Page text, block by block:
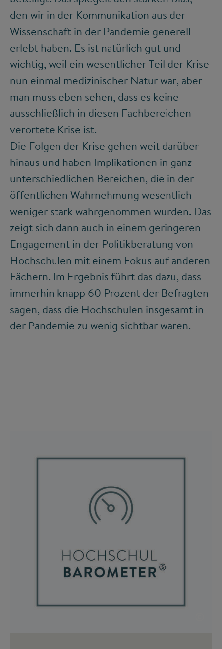
den wir in der Kommunikation aus der
Wissenschaft in der Pandemie generell
erlebt haben. Es ist natürlich gut und
wichtig, weil ein wesentlicher Teil der Krise
nun einmal medizinischer Natur war, aber
man muss eben sehen, dass es keine
ausschließlich in diesen Fachbereichen
verortete Krise ist.
Die Folgen der Krise gehen weit darüber
hinaus und haben Implikationen in ganz
unterschiedlichen Bereichen, die in der
öffentlichen Wahrnehmung wesentlich
weniger stark wahrgenommen wurden. Das
zeigt sich dann auch in einem geringeren
Engagement in der Politikberatung von
Hochschulen mit einem Fokus auf anderen
Fächern. Im Ergebnis führt das dazu, dass
immerhin knapp 60 Prozent der Befragten
sagen, dass die Hochschulen insgesamt in
der Pandemie zu wenig sichtbar waren.